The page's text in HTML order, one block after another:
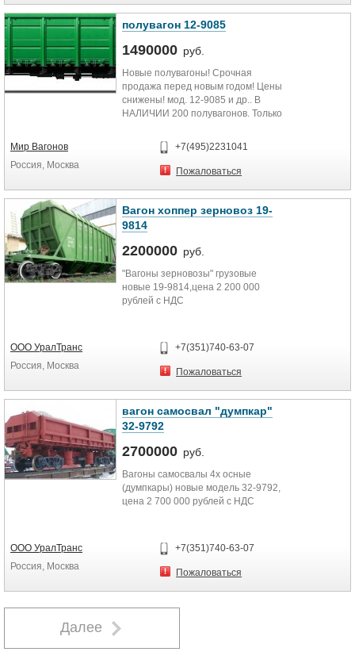
Звоните: +7(342) 209-01-60 доб.
106
DORS-LS@forpostperm.ru
Контактное лицо: Гордеев Алексей
полувагон 12-9085
1490000 руб.
Новые полувагоны! Срочная
продажа перед новым годом! Цены
снижены! мод. 12-9085 и др.. В
НАЛИЧИИ 200 полувагонов. Только
490 000 без НДС
Мир Вагонов
Россия, Москва
+7(495)2231041
Пожаловаться
Вагон хоппер зерновоз 19-
9814
2200000 руб.
"Вагоны зерновозы" грузовые
новые 19-9814,цена 2 200 000
рублей с НДС
ООО УралТранс
Россия, Москва
+7(351)740-63-07
Пожаловаться
вагон самосвал "думпкар"
32-9792
2700000 руб.
Вагоны самосвалы 4х осные
(думпкары) новые модель 32-9792,
цена 2 700 000 рублей с НДС
ООО УралТранс
Россия, Москва
+7(351)740-63-07
Пожаловаться
Далее